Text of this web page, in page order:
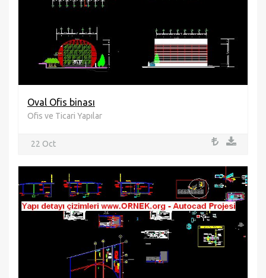
Oval Ofis binası
Ofis ve Ticari Yapılar
22 Oct